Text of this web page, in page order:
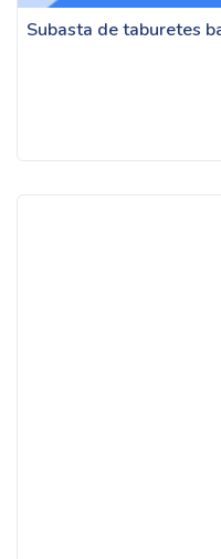
Subasta de taburetes